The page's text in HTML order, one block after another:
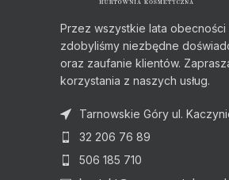
Przez wszystkie lata obecności
zdobyliśmy niezbędne
oraz zaufanie klientów.
korzystania z naszych usług.
Tarnowskie Góry ul.
32 206 76 89
506 185 710